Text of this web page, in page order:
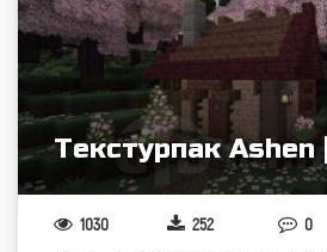
Текстурпак Ashen
1030 252 0